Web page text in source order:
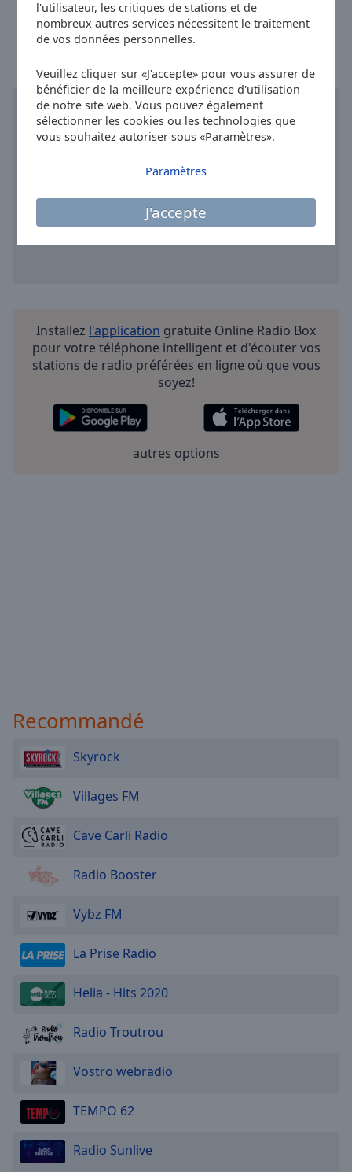
l'utilisateur, les critiques de stations et de
nombreux autres services nécessitent le traitement
de vos données personnelles.
Veuillez cliquer sur «J'accepte» pour vous assurer de
bénéficier de la meilleure expérience d'utilisation
de notre site web. Vous pouvez également
sélectionner les cookies ou les technologies que
vous souhaitez autoriser sous «Paramètres».
J'accepte
Paramètres
window.
Heure à Paris: 22:10 ,08.10.2026
Installez l'application gratuite Online Radio Box
pour votre téléphone intelligent et d'écouter vos
stations de radio préférées en ligne où que vous
soyez!
autres options
Recommandé
Skyrock
Villages FM
Cave Carli Radio
Radio Booster
Vybz FM
La Prise Radio
Helia - Hits 2020
Radio Troutrou
Vostro webradio
TEMPO 62
Radio Sunlive